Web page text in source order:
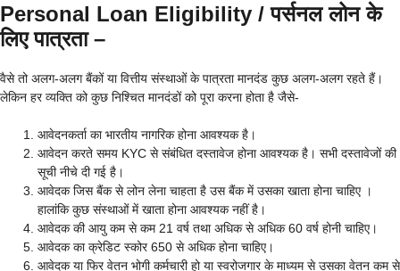
Personal Loan Eligibility / पर्सनल लोन के
लिए पात्रता –
वैसे तो अलग-अलग बैंकों या वित्तीय संस्थाओं के पात्रता मानदंड कुछ अलग-अलग रहते हैं।
लेकिन हर व्यक्ति को कुछ निश्चित मानदंडों को पूरा करना होता है जैसे-
आवेदनकर्ता का भारतीय नागरिक होना आवश्यक है।
आवेदन करते समय KYC से संबंधित दस्तावेज होना आवश्यक है। सभी दस्तावेजों की
सूची नीचे दी गई है।
आवेदक जिस बैंक से लोन लेना चाहता है उस बैंक में उसका खाता होना चाहिए ।
हालांकि कुछ संस्थाओं में खाता होना आवश्यक नहीं है।
आवेदक की आयु कम से कम 21 वर्ष तथा अधिक से अधिक 60 वर्ष होनी चाहिए।
आवेदक का क्रेडिट स्कोर 650 से अधिक होना चाहिए।
आवेदक या फिर वेतन भोगी कर्मचारी हो या स्वरोजगार के माध्यम से उसका वेतन कम से